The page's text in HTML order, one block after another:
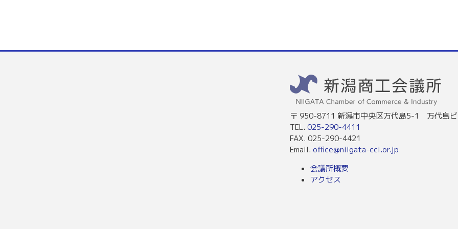
〒 950-8711 新潟市中央区万代島5-1 万代島
TEL. 025-290-4411
FAX. 025-290-4421
Email. office@niigata-cci.or.jp
会議所概要
アクセス